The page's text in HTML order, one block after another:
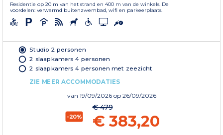
Residentie op 20 m van het strand en 400 m van de winkels. De
voordelen: verwarmd buitenzwembad, wifi en parkeerplaats.
Studio 2 personen
2 slaapkamers 4 personen
2 slaapkamers 4 personen met zeezicht
ZIE MEER ACCOMMODATIES
van 19/09/2026 op 26/09/2026
-20%
€ 479
€ 383,20